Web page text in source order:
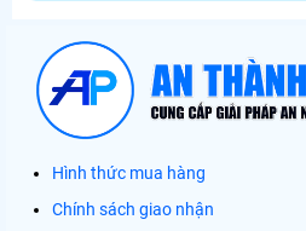
Hình thức mua hàng
Chính sách giao nhận